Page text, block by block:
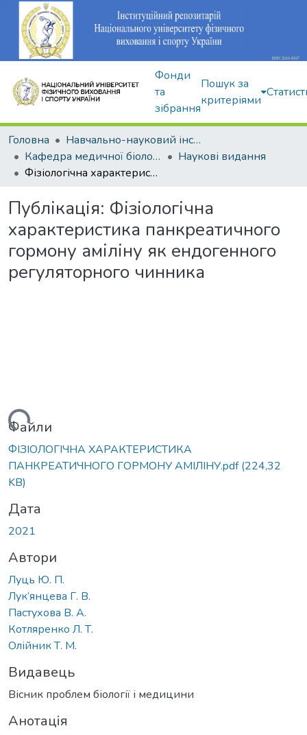
Фонди
та
зібрання
Пошук за
критеріями
Головна
Навчально-науковий інститут здоров'я, реабілітації та фізичного виховання
Кафедра медичної біології та спортивної дієтології
Наукові видання
Фізіологічна характеристика панкреатичного гормону аміліну як ендогенного регуляторного чинника
Публікація: Фізіологічна
характеристика панкреатичного
гормону аміліну як ендогенного
регуляторного чинника
Файли
ФІЗІОЛОГІЧНА ХАРАКТЕРИСТИКА
ПАНКРЕАТИЧНОГО ГОРМОНУ АМІЛІНУ.pdf(224,32
KB)
Дата
2021
Автори
Луць Ю. П.
Лук’янцева Г. В.
Пастухова В. А.
Котляренко Л. Т.
Олійник Т. М.
Видавець
Вісник проблем біології і медицини
Анотація